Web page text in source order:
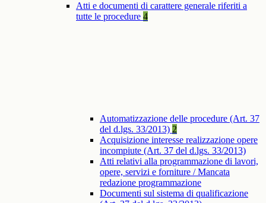
Atti e documenti di carattere generale riferiti a
tutte le procedure 4
Automatizzazione delle procedure (Art. 37
del d.lgs. 33/2013) 2
Acquisizione interesse realizzazione opere
incompiute (Art. 37 del d.lgs. 33/2013)
Atti relativi alla programmazione di lavori,
opere, servizi e forniture / Mancata
redazione programmazione
Documenti sul sistema di qualificazione